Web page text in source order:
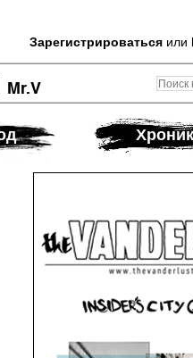
Зарегистрироваться или
Mr.V